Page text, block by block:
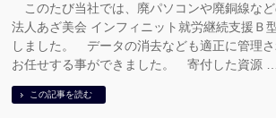
このたび当社では、廃パソコンや廃銅線な
法人あざ美会 インフィニット就労継続支援Ｂ
しました。 データの消去なども適正に管理
お任せする事ができました。 寄付した資源 …
この記事を読む